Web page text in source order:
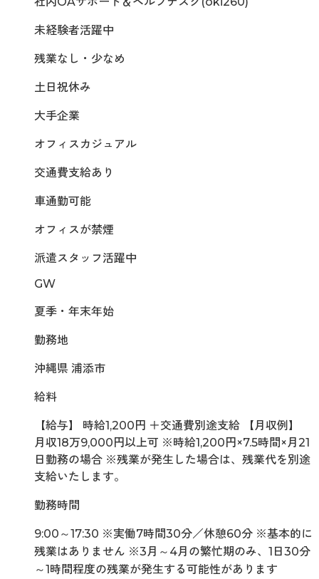
未経験者活躍中
残業なし・少なめ
土日祝休み
大手企業
オフィスカジュアル
交通費支給あり
車通勤可能
オフィスが禁煙
派遣スタッフ活躍中
GW
夏季・年末年始
勤務地
沖縄県 浦添市
給料
【給与】 時給1,200円 ＋交通費別途支給 【月収例】
月収18万9,000円以上可 ※時給1,200円×7.5時間×月21
日勤務の場合 ※残業が発生した場合は、残業代を別途
支給いたします。
勤務時間
9:00～17:30 ※実働7時間30分／休憩60分 ※基本的に
残業はありません ※3月～4月の繁忙期のみ、1日30分
～1時間程度の残業が発生する可能性があります